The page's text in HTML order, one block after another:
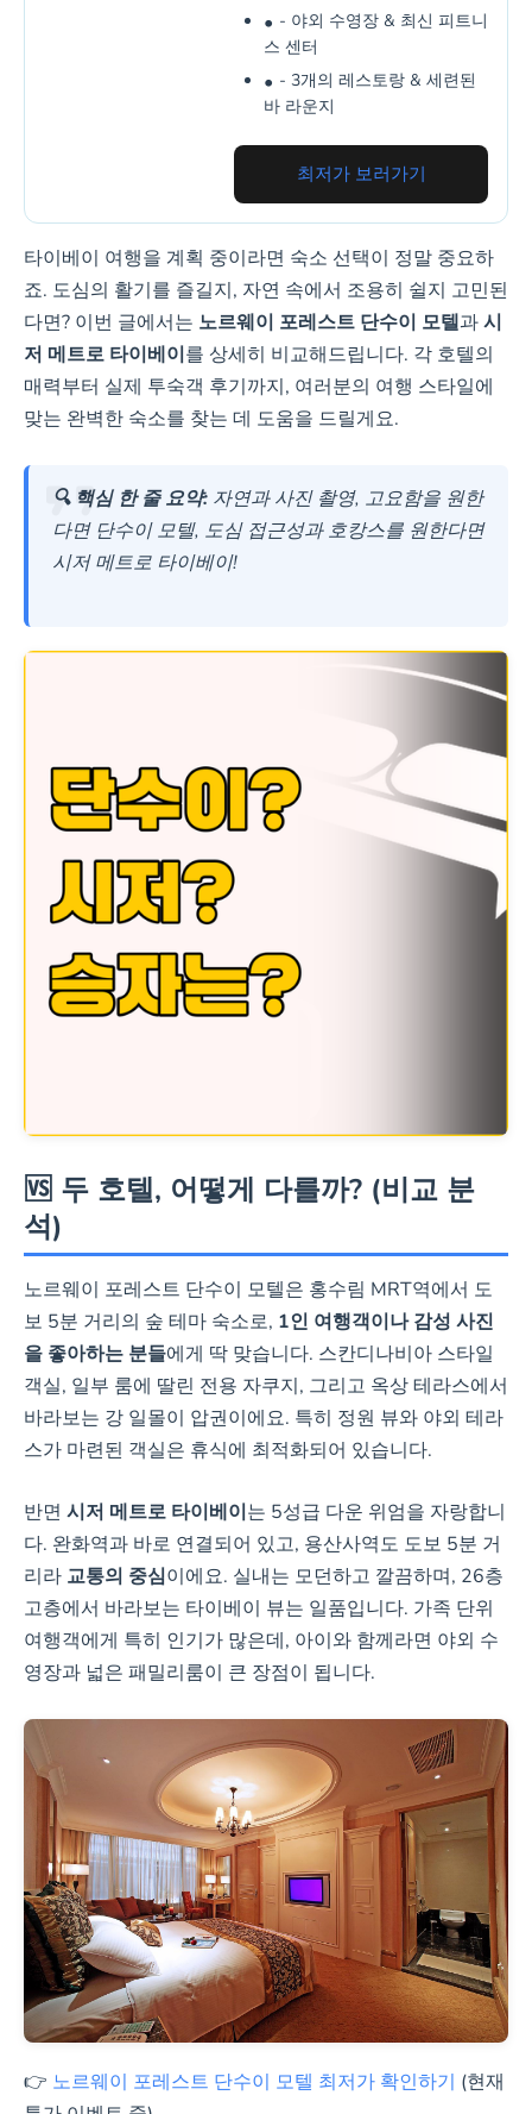
- 야외 수영장 & 최신 피트니
스 센터
- 3개의 레스토랑 & 세련된
바 라운지
최저가 보러가기
타이베이 여행을 계획 중이라면 숙소 선택이 정말 중요하
죠. 도심의 활기를 즐길지, 자연 속에서 조용히 쉴지 고민된
다면? 이번 글에서는 노르웨이 포레스트 단수이 모텔과시
저 메트로 타이베이를 상세히 비교해드립니다. 각 호텔의
매력부터 실제 투숙객 후기까지, 여러분의 여행 스타일에
맞는 완벽한 숙소를 찾는 데 도움을 드릴게요.
🔍 핵심 한 줄 요약: 자연과 사진 촬영, 고요함을 원한
다면 단수이 모텔, 도심 접근성과 호캉스를 원한다면
시저 메트로 타이베이!
🆚 두 호텔, 어떻게 다를까? (비교 분
석)
노르웨이 포레스트 단수이 모텔은 홍수림 MRT역에서 도
보 5분 거리의 숲 테마 숙소로, 1인 여행객이나 감성 사진
을 좋아하는 분들에게 딱 맞습니다. 스칸디나비아 스타일
객실, 일부 룸에 딸린 전용 자쿠지, 그리고 옥상 테라스에서
바라보는 강 일몰이 압권이에요. 특히 정원 뷰와 야외 테라
스가 마련된 객실은 휴식에 최적화되어 있습니다.
반면 시저 메트로 타이베이는 5성급 다운 위엄을 자랑합니
다. 완화역과 바로 연결되어 있고, 용산사역도 도보 5분 거
리라 교통의 중심이에요. 실내는 모던하고 깔끔하며, 26층
고층에서 바라보는 타이베이 뷰는 일품입니다. 가족 단위
여행객에게 특히 인기가 많은데, 아이와 함께라면 야외 수
영장과 넓은 패밀리룸이 큰 장점이 됩니다.
👉 노르웨이 포레스트 단수이 모텔 최저가 확인하기 (현재